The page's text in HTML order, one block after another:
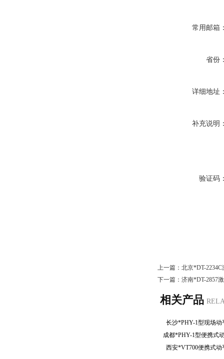
常用邮箱
省份
详细地址
补充说明
验证码
上一篇： 北京*DT-
下一篇： 济南*DT-2857
相关产品
长沙*PHY-1型现场
成都*PHY-1型便携
西安*VT700便携式